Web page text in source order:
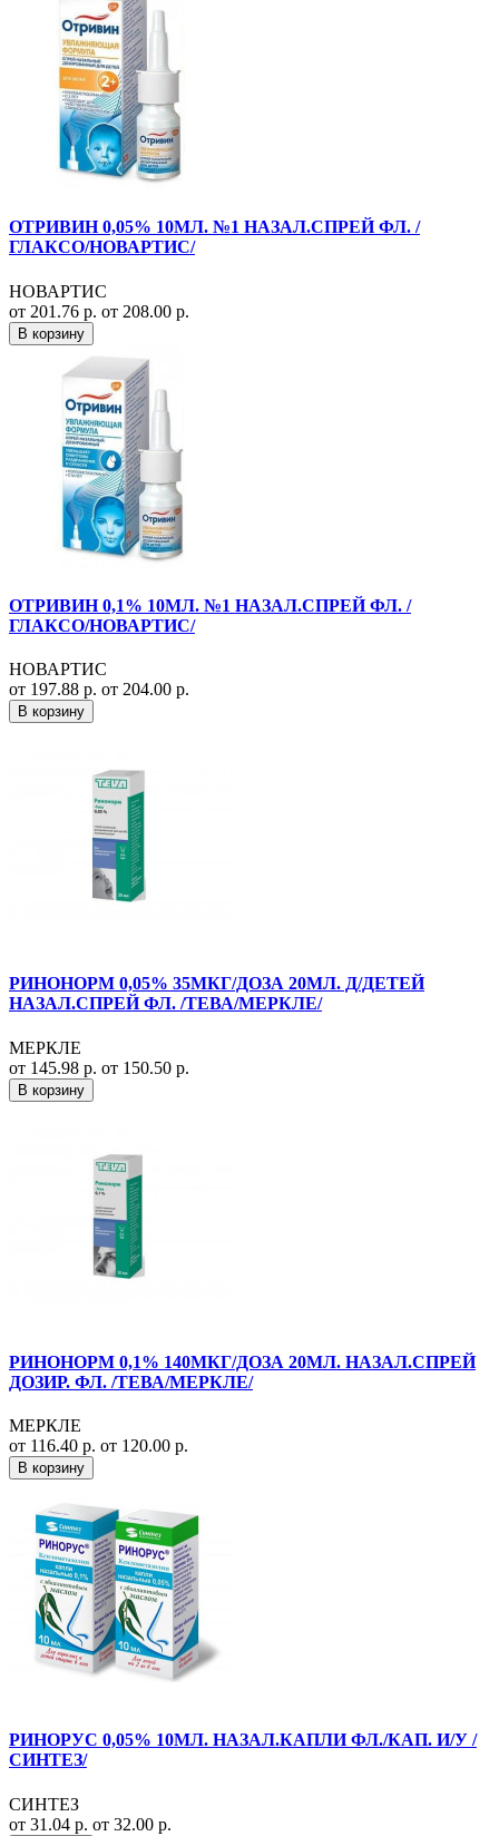
ОТРИВИН 0,05% 10МЛ. №1 НАЗАЛ.СПРЕЙ ФЛ. /
ГЛАКСО/НОВАРТИС/
НОВАРТИС
от 201.76 р. от 208.00 р.
В корзину
ОТРИВИН 0,1% 10МЛ. №1 НАЗАЛ.СПРЕЙ ФЛ. /
ГЛАКСО/НОВАРТИС/
НОВАРТИС
от 197.88 р. от 204.00 р.
В корзину
РИНОНОРМ 0,05% 35МКГ/ДОЗА 20МЛ. Д/ДЕТЕЙ
НАЗАЛ.СПРЕЙ ФЛ. /ТЕВА/МЕРКЛЕ/
МЕРКЛЕ
от 145.98 р. от 150.50 р.
В корзину
РИНОНОРМ 0,1% 140МКГ/ДОЗА 20МЛ. НАЗАЛ.СПРЕЙ
ДОЗИР. ФЛ. /ТЕВА/МЕРКЛЕ/
МЕРКЛЕ
от 116.40 р. от 120.00 р.
В корзину
РИНОРУС 0,05% 10МЛ. НАЗАЛ.КАПЛИ ФЛ./КАП. И/У /
СИНТЕЗ/
СИНТЕЗ
от 31.04 р. от 32.00 р.